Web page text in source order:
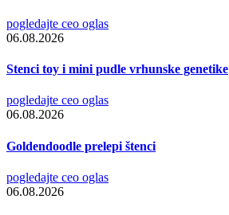
pogledajte ceo oglas
06.08.2026
Stenci toy i mini pudle vrhunske genetike
pogledajte ceo oglas
06.08.2026
Goldendoodle prelepi štenci
pogledajte ceo oglas
06.08.2026